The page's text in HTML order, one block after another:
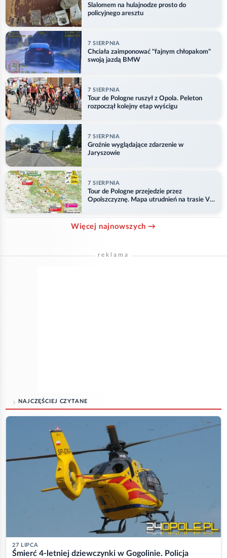
Slalomem na hulajnodze prosto do
policyjnego aresztu
7 SIERPNIA
Chciała zaimponować "fajnym chłopakom"
swoją jazdą BMW
7 SIERPNIA
Tour de Pologne ruszył z Opola. Peleton
rozpoczął kolejny etap wyścigu
7 SIERPNIA
Groźnie wyglądające zdarzenie w
Jaryszowie
7 SIERPNIA
Tour de Pologne przejedzie przez
Opolszczyznę. Mapa utrudnień na trasie V
Więcej najnowszych →
reklama
NAJCZĘŚCIEJ CZYTANE
27 LIPCA
Śmierć 4-letniej dziewczynki w Gogolinie. Policja